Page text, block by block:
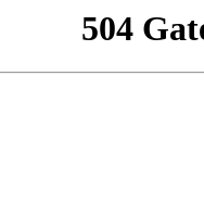
504